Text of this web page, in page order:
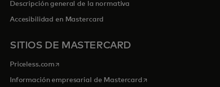
Descripción general de la normativa
Accesibilidad en Mastercard
SITIOS DE MASTERCARD
Priceless.com se abre en una pestaña nueva
Información empresarial de Mastercardse abre en una pestaña